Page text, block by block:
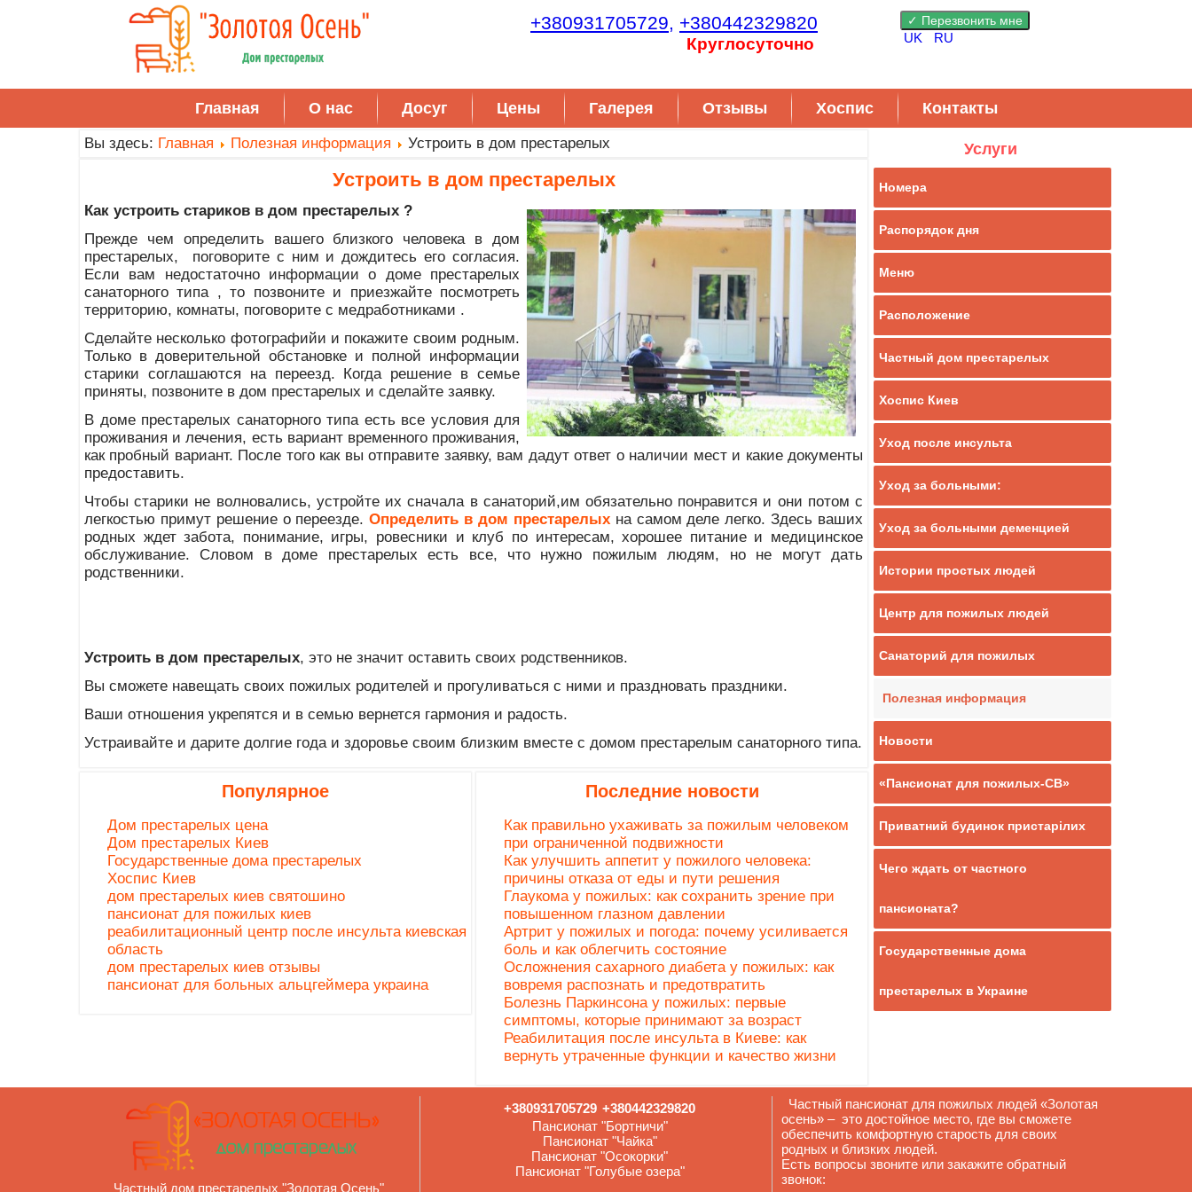
UK RU
+380931705729, +380442329820
Круглосуточно
Главная О нас Досуг Цены Галерея Отзывы Хоспис Контакты
Вы здесь: Главная Полезная информация Устроить в дом престарелых
Устроить в дом престарелых
Как уcтроить стариков в дом престарелых ?
Прежде чем определить вашего близкого человека в дом
престарелых, поговорите с ним и дождитесь его согласия.
Если вам недостаточно информации о доме престарелых
санаторного типа , то позвоните и приезжайте посмотреть
территорию, комнаты, поговорите с медработниками .
Сделайте несколько фотографийи и покажите своим родным.
Только в доверительной обстановке и полной информации
старики соглашаются на переезд. Когда решение в семье
приняты, позвоните в дом престарелых и сделайте заявку.
В доме престарелых санаторного типа есть все условия для
проживания и лечения, есть вариант временного проживания,
как пробный вариант. После того как вы отправите заявку, вам дадут ответ о наличии мест и какие документы
предоставить.
Чтобы старики не волновались, устройте их сначала в санаторий,им обязательно понравится и они потом с
легкостью примут решение о переезде.Определить в дом престарелых на самом деле легко. Здесь ваших
родных ждет забота, понимание, игры, ровесники и клуб по интересам, хорошее питание и медицинское
обслуживание. Словом в доме престарелых есть все, что нужно пожилым людям, но не могут дать
родственники.
Устроить в дом престарелых, это не значит оставить своих родственников.
Вы сможете навещать своих пожилых родителей и прогуливаться с ними и праздновать праздники.
Ваши отношения укрепятся и в семью вернется гармония и радость.
Устраивайте и дарите долгие года и здоровье своим близким вместе с домом престарелым санаторного типа.
Популярное
Дом престарелых цена
Дом престарелых Киев
Государственные дома престарелых
Хоспис Киев
дом престарелых киев святошино
пансионат для пожилых киев
реабилитационный центр после инсульта киевская
область
дом престарелых киев отзывы
пансионат для больных альцгеймера украина
Последние новости
Как правильно ухаживать за пожилым человеком
при ограниченной подвижности
Как улучшить аппетит у пожилого человека:
причины отказа от еды и пути решения
Глаукома у пожилых: как сохранить зрение при
повышенном глазном давлении
Артрит у пожилых и погода: почему усиливается
боль и как облегчить состояние
Осложнения сахарного диабета у пожилых: как
вовремя распознать и предотвратить
Болезнь Паркинсона у пожилых: первые
симптомы, которые принимают за возраст
Реабилитация после инсульта в Киеве: как
вернуть утраченные функции и качество жизни
Услуги
Номера
Распорядок дня
Меню
Расположение
Частный дом престарелых
Хоспис Киев
Уход после инсульта
Уход за больными:
Уход за больными деменцией
Истории простых людей
Центр для пожилых людей
Санаторий для пожилых
Полезная информация
Новости
«Пансионат для пожилых-СВ»
Приватний будинок пристарілих
Чего ждать от частного
пансионата?
Государственные дома
престарелых в Украине
Частный дом престарелых "Золотая Осень"
+380931705729 +380442329820
Пансионат "Бортничи"
Пансионат "Чайка"
Пансионат "Осокорки"
Пансионат "Голубые озера"
Частный пансионат для пожилых людей «Золотая
осень» – это достойное место, где вы сможете
обеспечить комфортную старость для своих
родных и близких людей.
Есть вопросы звоните или закажите обратный
звонок: